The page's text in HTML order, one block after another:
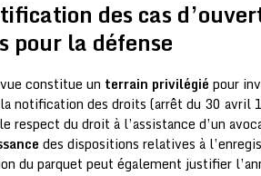
des cas
pour la défense
constitue un terrain privilégié pour
notification des droits (arrêt du 30
respect du droit à l’assistance d’un
des dispositions relatives à
du parquet peut également justifier